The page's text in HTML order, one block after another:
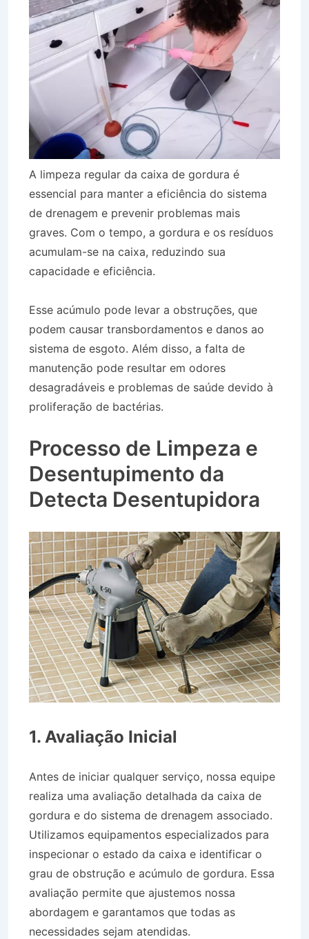
A limpeza regular da caixa de gordura é
essencial para manter a eficiência do sistema
de drenagem e prevenir problemas mais
graves. Com o tempo, a gordura e os resíduos
acumulam-se na caixa, reduzindo sua
capacidade e eficiência.
Esse acúmulo pode levar a obstruções, que
podem causar transbordamentos e danos ao
sistema de esgoto. Além disso, a falta de
manutenção pode resultar em odores
desagradáveis e problemas de saúde devido à
proliferação de bactérias.
Processo de Limpeza e
Desentupimento da
Detecta Desentupidora
1. Avaliação Inicial
Antes de iniciar qualquer serviço, nossa equipe
realiza uma avaliação detalhada da caixa de
gordura e do sistema de drenagem associado.
Utilizamos equipamentos especializados para
inspecionar o estado da caixa e identificar o
grau de obstrução e acúmulo de gordura. Essa
avaliação permite que ajustemos nossa
abordagem e garantamos que todas as
necessidades sejam atendidas.